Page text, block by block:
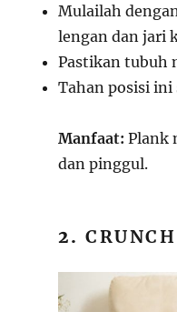
Mulailah
lengan dan jari
Pastikan tubuh
Tahan posisi ini
Manfaat: Plank
dan pinggul.
2.CRUNCH